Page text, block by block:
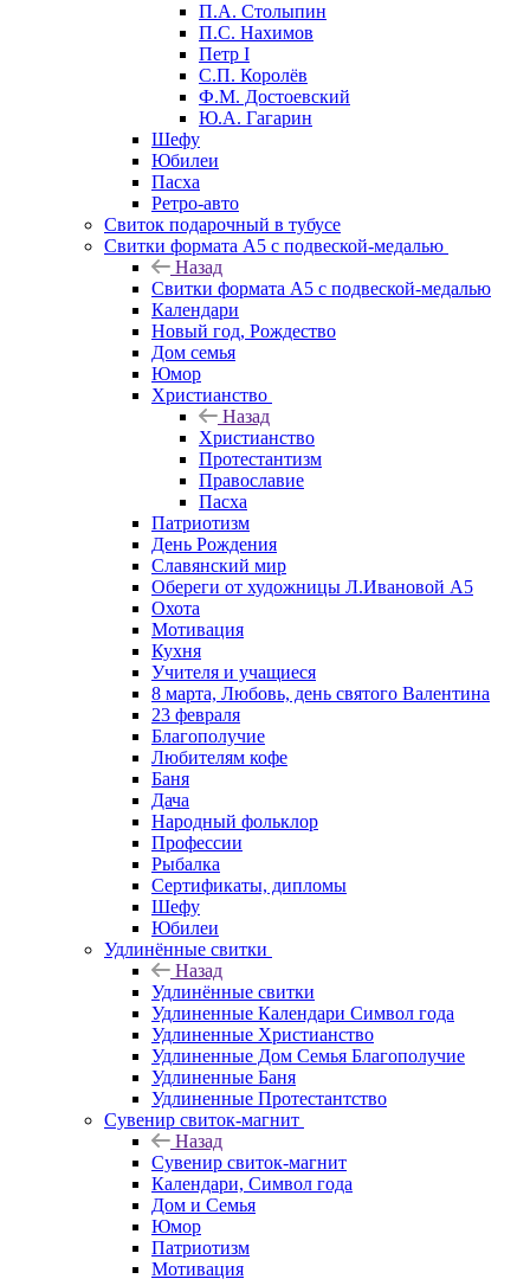
П.А. Столыпин
П.С. Нахимов
Петр I
С.П. Королёв
Ф.М. Достоевский
Ю.А. Гагарин
Шефу
Юбилеи
Пасха
Ретро-авто
Свиток подарочный в тубусе
Свитки формата А5 с подвеской-медалью
Назад
Свитки формата А5 с подвеской-медалью
Календари
Новый год, Рождество
Дом семья
Юмор
Христианство
Назад
Христианство
Протестантизм
Православие
Пасха
Патриотизм
День Рождения
Славянский мир
Обереги от художницы Л.Ивановой А5
Охота
Мотивация
Кухня
Учителя и учащиеся
8 марта, Любовь, день святого Валентина
23 февраля
Благополучие
Любителям кофе
Баня
Дача
Народный фольклор
Профессии
Рыбалка
Сертификаты, дипломы
Шефу
Юбилеи
Удлинённые свитки
Назад
Удлинённые свитки
Удлиненные Календари Символ года
Удлиненные Христианство
Удлиненные Дом Семья Благополучие
Удлиненные Баня
Удлиненные Протестантство
Сувенир свиток-магнит
Назад
Сувенир свиток-магнит
Календари, Символ года
Дом и Семья
Юмор
Патриотизм
Мотивация